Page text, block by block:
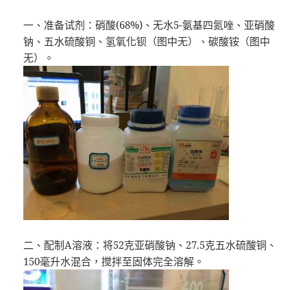
一、准备试剂：硝酸(68%)、无水5-氨基四氮唑、亚硝酸
钠、五水硫酸铜、氢氧化钡（图中无）、碳酸铵（图中
无）。
二、配制A溶液：将52克亚硝酸钠、27.5克五水硫酸铜、
150毫升水混合，搅拌至固体完全溶解。